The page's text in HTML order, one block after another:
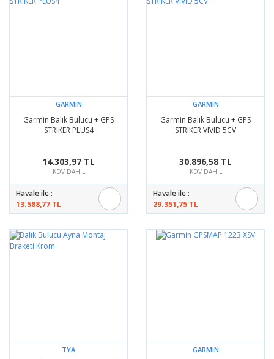
GARMIN
Garmin Balık Bulucu + GPS
STRIKER PLUS4
14.303,97 TL
KDV DAHİL
Havale ile :
13.588,77 TL
GARMIN
Garmin Balık Bulucu + GPS
STRIKER VIVID 5CV
30.896,58 TL
KDV DAHİL
Havale ile :
29.351,75 TL
TYA GARMIN